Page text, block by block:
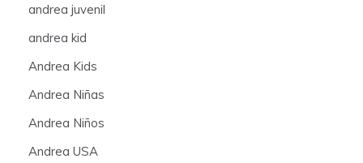
andrea juvenil
andrea kid
Andrea Kids
Andrea Niñas
Andrea Niños
Andrea USA